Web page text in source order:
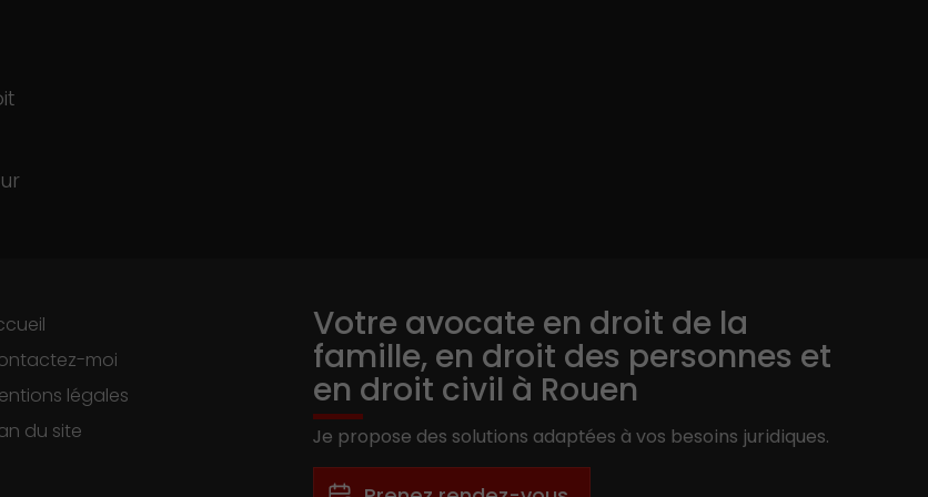
moi
légales
du site
Votre avocate en droit de la
famille, en droit des personnes et
en droit civil à Rouen
Je propose des solutions adaptées à vos besoins juridiques.